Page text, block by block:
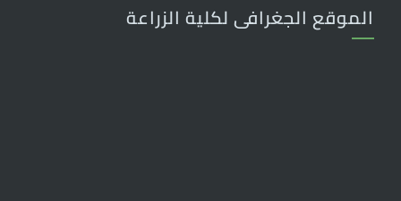
الموقع الجغرافى لكلية الزراعة